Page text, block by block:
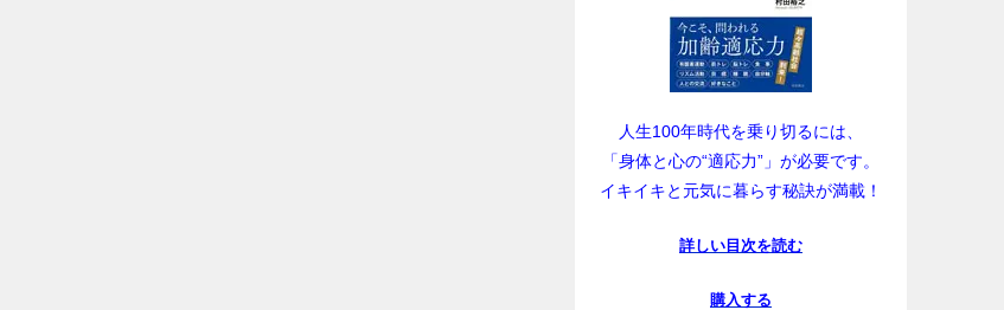
人生100年時代を乗り切るには、
「身体と心の“適応力”」が必要です。
イキイキと元気に暮らす秘訣が満載！
詳しい目次を読む
購入する